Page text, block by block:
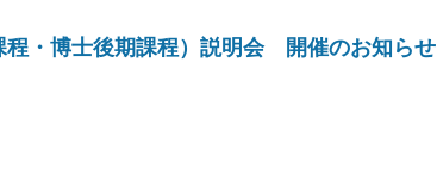
・博士後期課程）説明会 開催のお知らせ